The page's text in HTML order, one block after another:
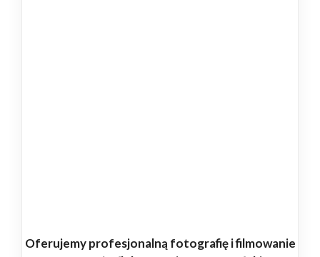
Oferujemy profesjonalną fotografię i filmowanie